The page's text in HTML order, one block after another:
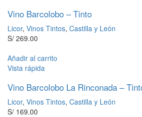
Vino Barcolobo – Tinto
Licor, Vinos Tintos, Castilla y León
S/ 269.00
Añadir al carrito
Vista rápida
Vino Barcolobo La Rinconada –
Licor, Vinos Tintos, Castilla y León
S/ 169.00